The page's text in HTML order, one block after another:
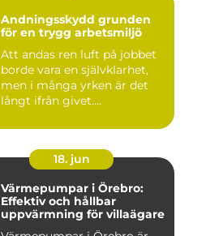
Andningsskydd grunden
för en trygg arbetsmiljö
Att andas ren luft på jobbet
borde vara en självklarhet,
men i många yrken är det
långt ifrån givet....
18. jun
Värmepumpar i Örebro:
Effektiv och hållbar
uppvärmning för villaägare